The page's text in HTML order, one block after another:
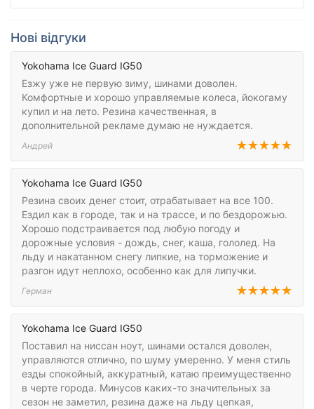
Нові відгуки
Yokohama Ice Guard IG50
Езжу уже не первую зиму, шинами доволен.
Комфортные и хорошо управляемые колеса, йокогаму
купил и на лето. Резина качественная, в
дополнительной рекламе думаю не нуждается.
Андрей
Yokohama Ice Guard IG50
Резина своих денег стоит, отрабатывает на все 100.
Ездил как в городе, так и на трассе, и по бездорожью.
Хорошо подстраивается под любую погоду и
дорожные условия - дождь, снег, каша, гололед. На
льду и накатанном снегу липкие, на торможение и
разгон идут неплохо, особенно как для липучки.
Герман
Yokohama Ice Guard IG50
Поставил на ниссан ноут, шинами остался доволен,
управляются отлично, по шуму умеренно. У меня стиль
езды спокойный, аккуратный, катаю преимущественно
в черте города. Минусов каких-то значительных за
сезон не заметил, резина даже на льду цепкая,